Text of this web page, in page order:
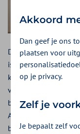
Door de collectieve
is het mogelijk om
kwaliteitverhouding
vergoedingen aan te
bestaat uit de
AV Amsterdam
betaalt mee aan de
Akkoord
Dan geef je ons
plaatsen voor
op je privacy.
Zelf je
Je bepaalt zelf